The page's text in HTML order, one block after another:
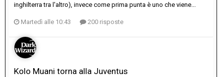
inghilterra tra l'altro), invece come prima punta è uno che viene...
Martedì alle 10:43 200 risposte
Kolo Muani torna alla Juventus